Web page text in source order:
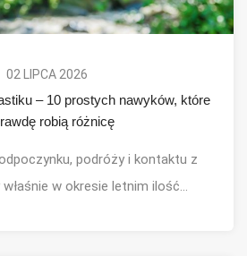
02 LIPCA 2026
– 10 prostych nawyków, które
robią różnicę
podróży i kontaktu z
w okresie letnim ilość...